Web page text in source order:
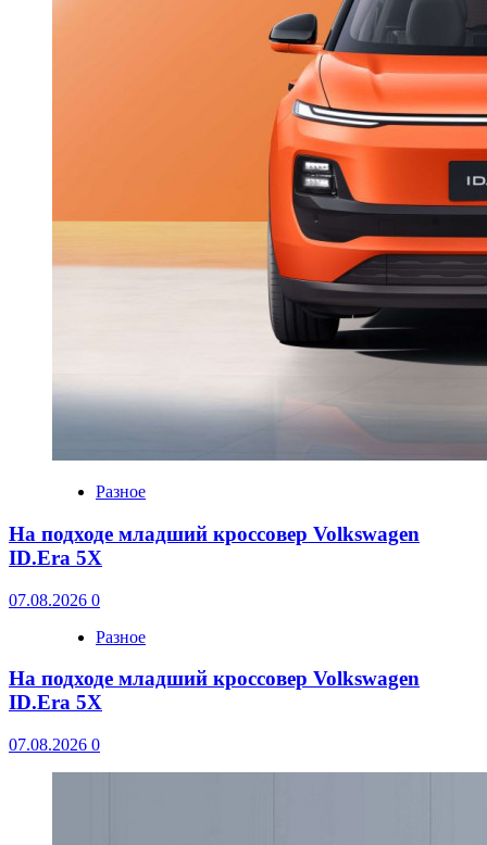
Разное
На подходе младший кроссовер Volkswagen
ID.Era 5X
07.08.2026 0
Разное
На подходе младший кроссовер Volkswagen
ID.Era 5X
07.08.2026 0